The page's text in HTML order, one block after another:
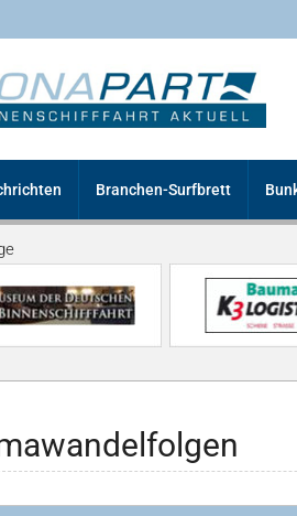
Branchen-Surfbrett